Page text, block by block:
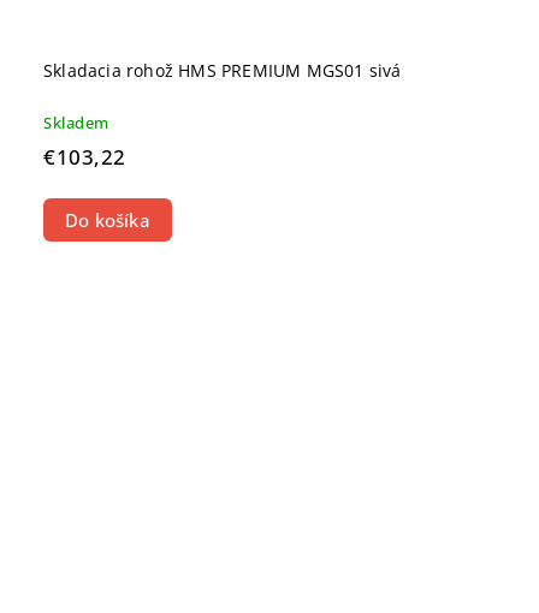
Skladacia rohož HMS PREMIUM MGS01 sivá
Skladem
€103,22
Do košíka